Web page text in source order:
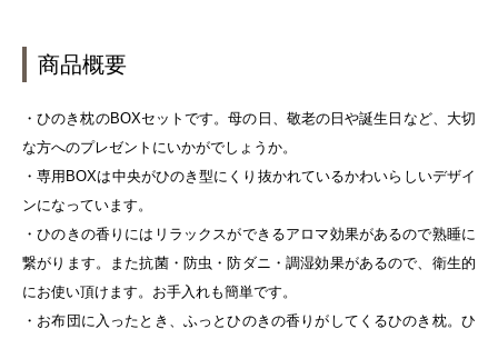
商品概要
・ひのき枕のBOXセットです。母の日、敬老の日や誕生日など、大切
な方へのプレゼントにいかがでしょうか。
・専用BOXは中央がひのき型にくり抜かれているかわいらしいデザイ
ンになっています。
・ひのきの香りにはリラックスができるアロマ効果があるので熟睡に
繋がります。また抗菌・防虫・防ダニ・調湿効果があるので、衛生的
にお使い頂けます。お手入れも簡単です。
・お布団に入ったとき、ふっとひのきの香りがしてくるひのき枕。ひ